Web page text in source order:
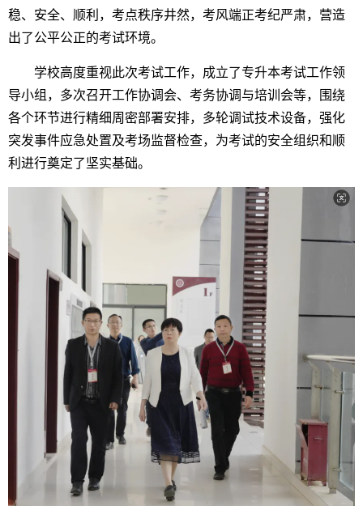
稳、安全、顺利，考点秩序井然，考风端正考纪严肃，营造
出了公平公正的考试环境。
学校高度重视此次考试工作，成立了专升本考试工作领
导小组，多次召开工作协调会、考务协调与培训会等，围绕
各个环节进行精细周密部署安排，多轮调试技术设备，强化
突发事件应急处置及考场监督检查，为考试的安全组织和顺
利进行奠定了坚实基础。